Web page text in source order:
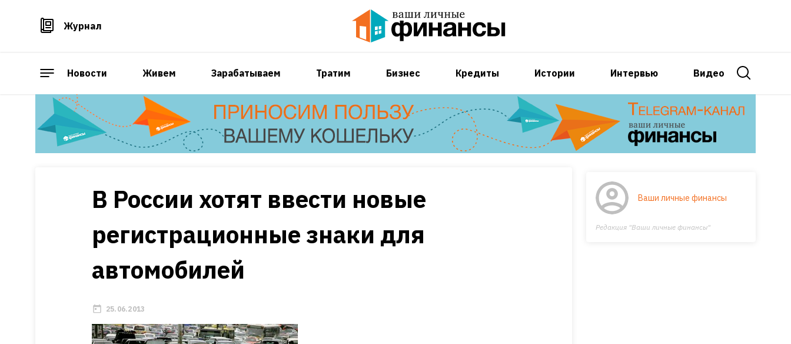
Журнал
Новости Живем Зарабатываем Тратим Бизнес Кредиты Истории Интервью Видео
В России хотят ввести новые
регистрационные знаки для
автомобилей
25.06.2013
Ваши личные финансы
Редакция "Ваши личные финансы"